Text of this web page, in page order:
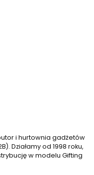
i hurtownia gadżetów
Działamy od 1998 roku,
w modelu Gifting